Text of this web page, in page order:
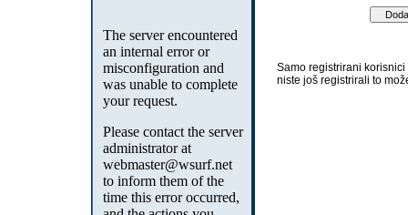
Samo registrirani
niste još registrirali to